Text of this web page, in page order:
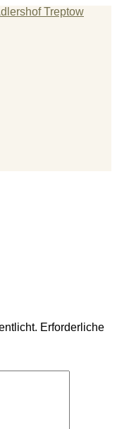
für
Erforderliche